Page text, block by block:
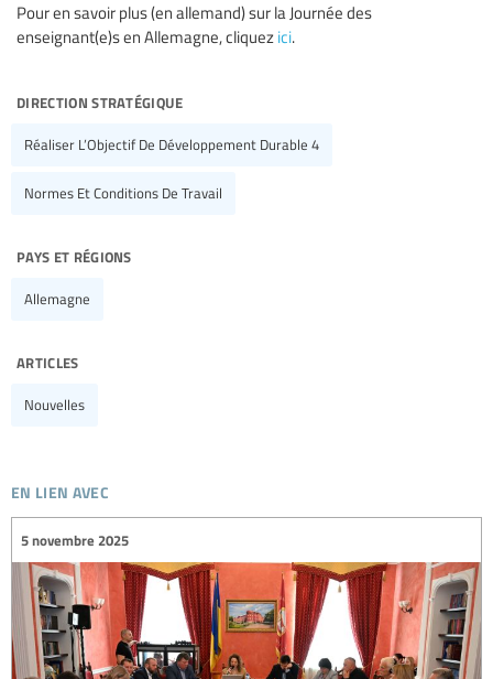
Pour en savoir plus (en allemand) sur la Journée des
enseignant(e)s en Allemagne, cliquez ici.
direction stratégique
Réaliser L’Objectif De Développement Durable 4
Normes Et Conditions De Travail
pays et régions
Allemagne
articles
Nouvelles
en lien avec
5 novembre 2025